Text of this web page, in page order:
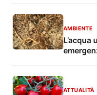
AMBIENTE
L’acqua
ATTUALITÀ